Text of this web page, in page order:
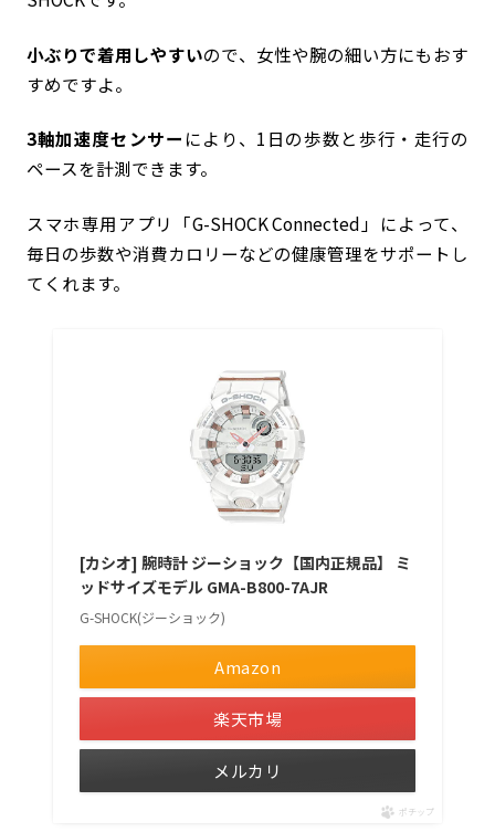
小ぶりで着用しやすいので、女性や腕の細い方にもおす
すめですよ。
3軸加速度センサー により、1日の歩数と歩行・走行の
ペースを計測できます。
スマホ専用アプリ「G-SHOCK Connected」によって、
毎日の歩数や消費カロリーなどの健康管理をサポートし
てくれます。
[カシオ] 腕時計 ジーショック【国内正規品】 ミ
ッドサイズモデル GMA-B800-7AJR
G-SHOCK(ジーショック)
Amazon
楽天市場
メルカリ
ポチップ